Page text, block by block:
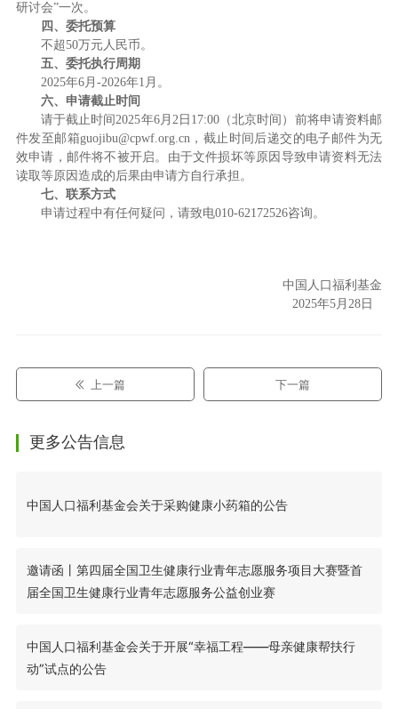
研讨会”一次。
四、委托预算
不超50万元人民币。
五、委托执行周期
2025年6月-2026年1月。
六、申请截止时间
请于截止时间2025年6月2日17:00（北京时间）前将申请资料邮
件发至邮箱guojibu@cpwf.org.cn，截止时间后递交的电子邮件为无
效申请，邮件将不被开启。由于文件损坏等原因导致申请资料无法
读取等原因造成的后果由申请方自行承担。
七、联系方式
申请过程中有任何疑问，请致电010-62172526咨询。
中国人口福利基金
2025年5月28日
上一篇 下一篇
更多公告信息
中国人口福利基金会关于采购健康小药箱的公告
邀请函丨第四届全国卫生健康行业青年志愿服务项目大赛暨首
届全国卫生健康行业青年志愿服务公益创业赛
中国人口福利基金会关于开展“幸福工程——母亲健康帮扶行
动”试点的公告